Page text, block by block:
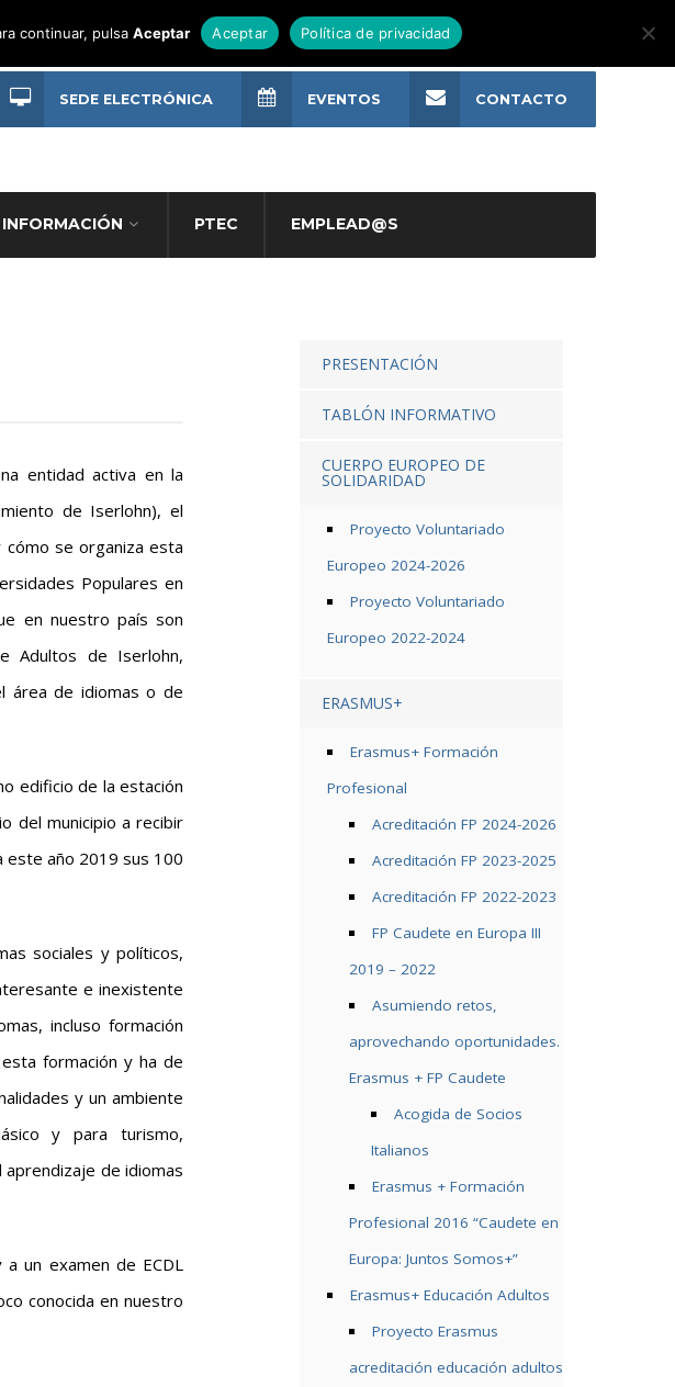
INFORMACIÓN PTEC EMPLEAD@S
SEDE ELECTRÓNICA EVENTOS CONTACTO
entidad activa en la
de Iserlohn), el
se organiza esta
Populares en
en nuestro país son
Adultos de Iserlohn,
área de idiomas o de
edificio de la estación
del municipio a recibir
este año 2019 sus 100
sociales y políticos,
e inexistente
incluso formación
formación y ha de
y un ambiente
y para turismo,
de idiomas
un examen de ECDL
conocida en nuestro
PRESENTACIÓN
TABLÓN INFORMATIVO
CUERPO EUROPEO DE
SOLIDARIDAD
Proyecto Voluntariado
Europeo 2024-2026
Proyecto Voluntariado
Europeo 2022-2024
ERASMUS+
Erasmus+ Formación
Profesional
Acreditación FP 2024-2026
Acreditación FP 2023-2025
Acreditación FP 2022-2023
FP Caudete en Europa III
2019 – 2022
Asumiendo retos,
aprovechando oportunidades.
Erasmus + FP Caudete
Acogida de Socios
Italianos
Erasmus + Formación
Profesional 2016 “Caudete en
Europa: Juntos Somos+”
Erasmus+ Educación Adultos
Proyecto Erasmus
acreditación educación adultos
continuar, pulsaAceptar Aceptar Política de privacidad